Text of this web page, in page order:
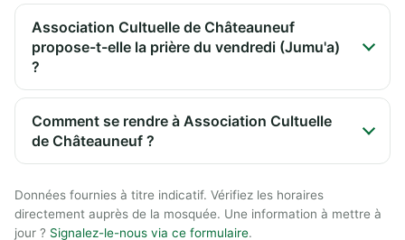
Association Cultuelle de Châteauneuf
propose-t-elle la prière du vendredi (Jumu'a)
?
Comment se rendre à Association Cultuelle
de Châteauneuf ?
Données fournies à titre indicatif. Vérifiez les horaires
directement auprès de la mosquée. Une information à mettre à
jour ? Signalez-le-nous via ce formulaire.